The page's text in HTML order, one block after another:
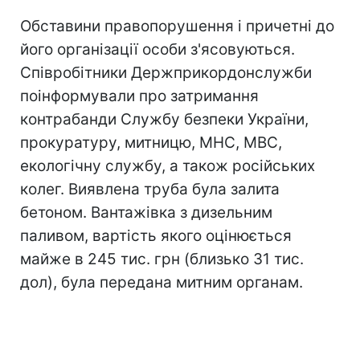
Обставини правопорушення і причетні до
його організації особи з'ясовуються.
Співробітники Держприкордонслужби
поінформували про затримання
контрабанди Службу безпеки України,
прокуратуру, митницю, МНС, МВС,
екологічну службу, а також російських
колег. Виявлена труба була залита
бетоном. Вантажівка з дизельним
паливом, вартість якого оцінюється
майже в 245 тис. грн (близько 31 тис.
дол), була передана митним органам.